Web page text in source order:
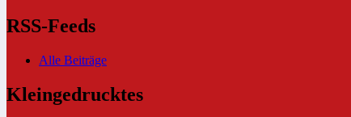
RSS-Feeds
Alle Beiträge
Kleingedrucktes